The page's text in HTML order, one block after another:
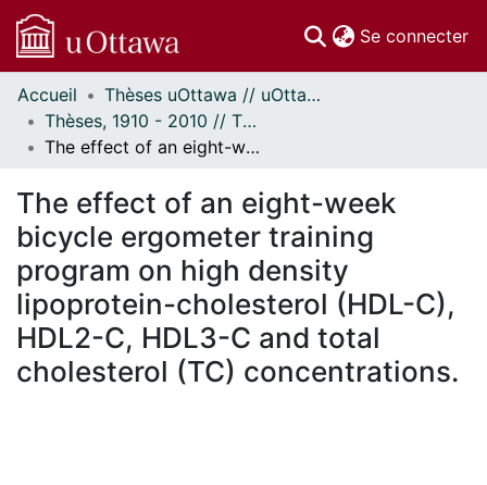
Se connecter
Communautés
et collections
Parcourir
À propos
Accueil
Thèses uOttawa // uOttawa Theses
Thèses, 1910 - 2010 // Theses, 1910 - 2010
The effect of an eight-week bicycle ergometer training program on high density lipoprotein-cholesterol (HDL-C), HDL2-C, HDL3-C and total cholesterol (TC) concentrations.
The effect of an eight-week
bicycle ergometer training
program on high density
lipoprotein-cholesterol (HDL-C),
HDL2-C, HDL3-C and total
cholesterol (TC) concentrations.